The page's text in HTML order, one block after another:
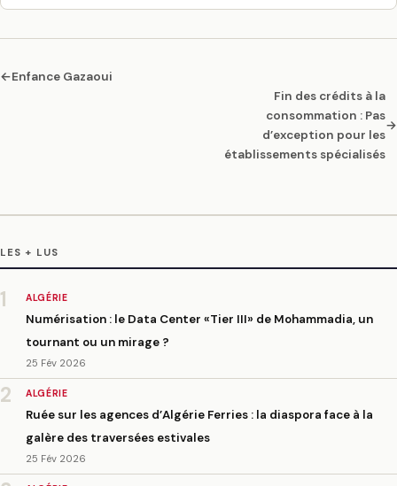
←Enfance Gazaoui
Fin des crédits à la
consommation : Pas
d’exception pour les
établissements spécialisés
→
LES + LUS
1 ALGÉRIE
Numérisation : le Data Center «Tier III» de Mohammadia, un
tournant ou un mirage ?
25 Fév 2026
2 ALGÉRIE
Ruée sur les agences d’Algérie Ferries : la diaspora face à la
galère des traversées estivales
25 Fév 2026